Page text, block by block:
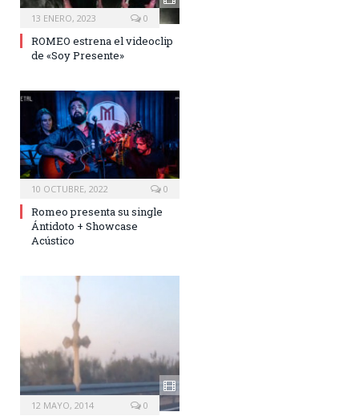
13 ENERO, 2023 0
ROMEO estrena el videoclip
de «Soy Presente»
10 OCTUBRE, 2022 0
Romeo presenta su single
Ántidoto + Showcase
Acústico
12 MAYO, 2014 0